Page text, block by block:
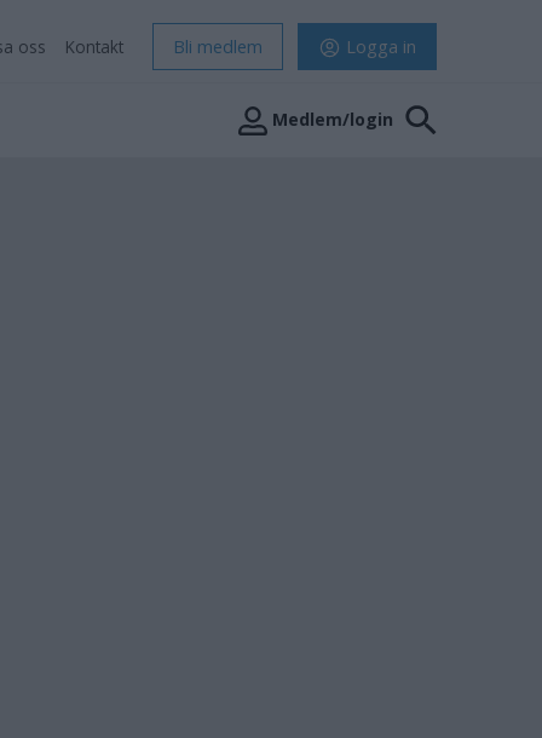
oss Kontakt Bli medlem Logga in
Medlem/login